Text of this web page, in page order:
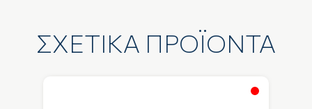
ΣΧΕΤΙΚΑ ΠΡΟΪΟΝΤΑ